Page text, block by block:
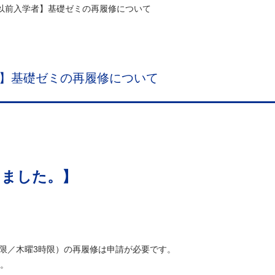
前入学者】基礎ゼミの再履修について
基礎ゼミの再履修について
した。】
木曜3時限）の再履修は申請が必要です。